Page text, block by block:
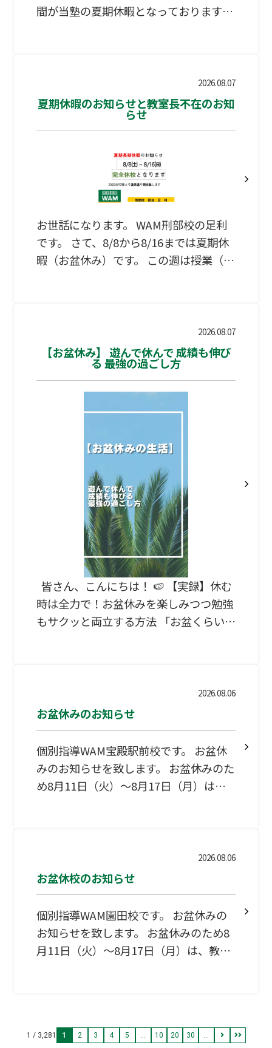
間が当塾の夏期休暇となっております。
2026.08.07
夏期休暇のお知らせと教室長不在のお知
らせ
お世話になります。 WAM刑部校の足利
です。 さて、8/8から8/16までは夏期休
暇（お盆休み）です。 この週は授業（通
してゆきますので、よろしくお願いいた
します。 こちら、LINEのご連絡はつな
がっております。 連絡事項等はこちらへ
送っていただきましたら、時間差は発生
開催されています、南港の会場へ行きま
すので教室長は不在となりますので、ご
注意ください。 御連絡につ
2026.08.07
【お盆休み】 遊んで休んで 成績も伸び
る 最強の過ごし方
皆さん、こんにちは！ 🍉 【実録】休む
時は全力で！お盆休みを楽しみつつ勉強
もサクッと両立する方法 「お盆くらいは
は、お盆休みは「メリハリ」さえ意識す
れば、全力でリフレッシュしながら勉強
のペースも維持できる最高のチャンスで
す！ 遊びも勉強も妥協しない、お盆休み
の最強の過ごし方を5-7-5のテンポでお
届けします！ ① 休む日（ひ）は ペンを
2026.08.06
お盆休みのお知らせ
個別指導WAM宝殿駅前校です。 お盆休
みのお知らせを致します。 お盆休みのた
め8月11日（火）～8月17日（月）は、
2026.08.06
お盆休校のお知らせ
個別指導WAM園田校です。 お盆休みの
お知らせを致します。 お盆休みのため8
月11日（火）～8月17日（月）は、教室
1 / 3,281 1 2 3 4 5 10 20 30